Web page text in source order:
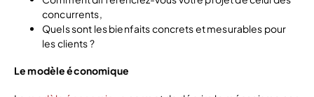
concurrents,
Quels sont les bienfaits concrets et mesurables pour
les clients ?
Le modèle économique